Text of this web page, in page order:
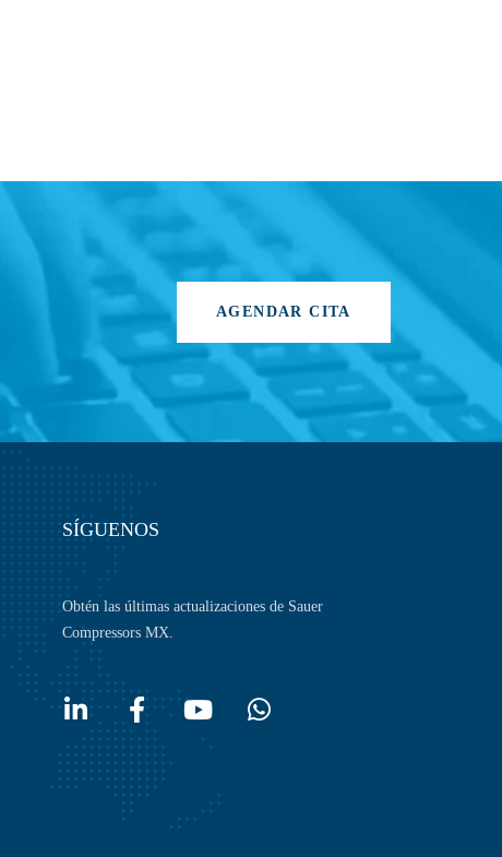
AGENDAR CITA
SÍGUENOS
Obtén las últimas actualizaciones de Sauer
Compressors MX.